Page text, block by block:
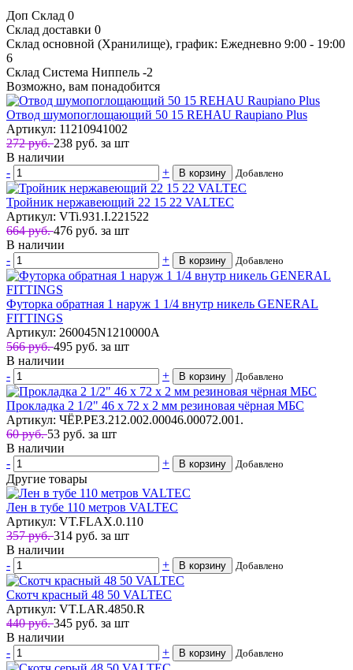
Доп Склад 0
Склад доставки 0
Склад основной (Хранилище), график: Ежедневно 9:00 - 19:00
6
Склад Система Ниппель -2
Возможно, вам понадобится
Отвод шумопоглощающий 50 15 REHAU Raupiano Plus
Артикул: 11210941002
272 руб.238 руб. за шт
В наличии
-
+ В корзину Добавлено
Тройник нержавеющий 22 15 22 VALTEC
Артикул: VTi.931.I.221522
664 руб.476 руб. за шт
В наличии
-
+ В корзину Добавлено
Футорка обратная 1 наруж 1 1/4 внутр никель GENERAL
FITTINGS
Артикул: 260045N1210000A
566 руб.495 руб. за шт
В наличии
-
+ В корзину Добавлено
Прокладка 2 1/2" 46 х 72 х 2 мм резиновая чёрная МБС
Артикул: ЧЁР.РЕЗ.212.002.00046.00072.001.
60 руб.53 руб. за шт
В наличии
-
+ В корзину Добавлено
Другие товары
Лен в тубе 110 метров VALTEC
Артикул: VT.FLAX.0.110
357 руб.314 руб. за шт
В наличии
-
+ В корзину Добавлено
Скотч красный 48 50 VALTEC
Артикул: VT.LAR.4850.R
440 руб.345 руб. за шт
В наличии
-
+ В корзину Добавлено